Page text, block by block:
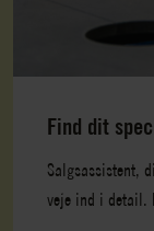
Find dit
Salgsassistent,
veje ind i detail.